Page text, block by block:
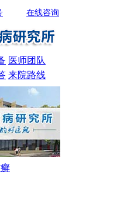
在线咨询
医师团队
来院路线